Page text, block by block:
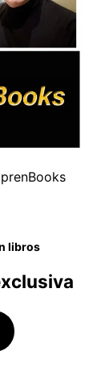
libros